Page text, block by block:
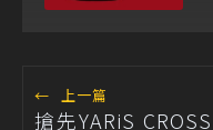
← 上一篇
搶先YARiS